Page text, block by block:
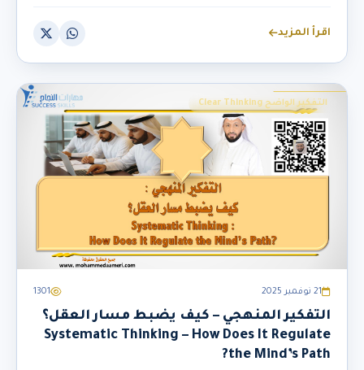
اقرأ المزيد
التفكير الواضح Clear Thinking
21 نوفمبر 2025 1301
التفكير المنهجي – كيف يضبط مسار العقل؟
Systematic Thinking – How Does It Regulate
the Mind’s Path?